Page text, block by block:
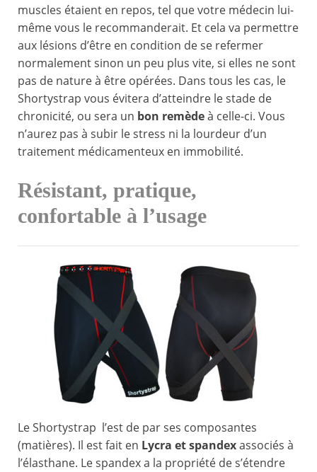
muscles étaient en repos, tel que votre médecin lui-
même vous le recommanderait. Et cela va permettre
aux lésions d’être en condition de se refermer
normalement sinon un peu plus vite, si elles ne sont
pas de nature à être opérées. Dans tous les cas, le
Shortystrap vous évitera d’atteindre le stade de
chronicité, ou sera un bon remèdeà celle-ci. Vous
n’aurez pas à subir le stress ni la lourdeur d’un
traitement médicamenteux en immobilité.
Résistant, pratique,
confortable à l’usage
Le Shortystrap l’est de par ses composantes
(matières). Il est fait en Lycra et spandexassociés à
l’élasthane. Le spandex a la propriété de s’étendre